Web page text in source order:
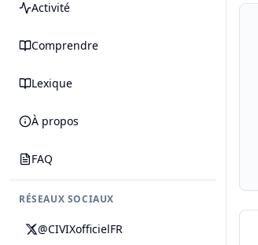
Activité
Comprendre
Lexique
À propos
FAQ
RÉSEAUX SOCIAUX
@CIVIXofficielFR